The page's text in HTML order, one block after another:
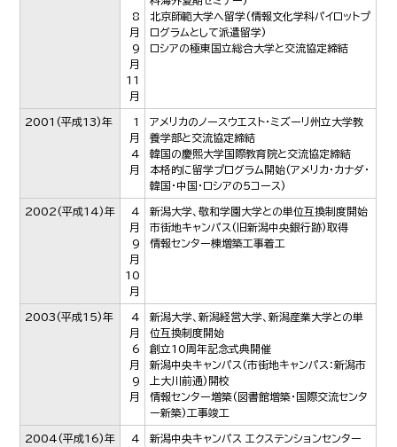
8
月
9
月
11
月
北京師範大学へ留学(情報文化学科パイロットプ
ログラムとして派遣留学)
ロシアの極東国立総合大学と交流協定締結
2001 (平成13)年
1
月
4
月
アメリカのノースウエスト・ミズーリ州立大学教
養学部と交流協定締結
韓国の慶熙大学国際教育院と交流協定締結
本格的に留学プログラム開始(アメリカ・カナダ・
韓国・中国・ロシアの５コース)
2002(平成14)年
4
月
9
月
10
月
新潟大学、敬和学園大学との単位互換制度開始
市街地キャンパス(旧新潟中央銀行跡)取得
情報センター棟増築工事着工
2003(平成15)年
4
月
6
月
9
月
新潟大学、新潟経営大学、新潟産業大学との単
位互換制度開始
創立10周年記念式典開催
新潟中央キャンパス(市街地キャンパス：新潟市
上大川前通)開校
情報センター増築(図書館増築・国際交流センタ
ー新築)工事竣工
2004(平成16)年
4
新潟中央キャンパス エクステンションセンター